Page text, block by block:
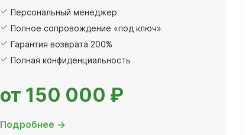
Персональный менеджер
Полное сопровождение «под ключ»
Гарантия возврата 200%
Полная конфиденциальность
от 150 000 ₽
Подробнее →